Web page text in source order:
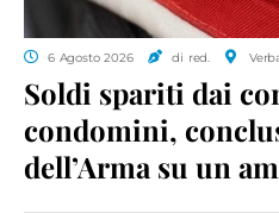
6 Agosto 2026 di red.
Soldi spariti dai
condomini,
dell’Arma su un